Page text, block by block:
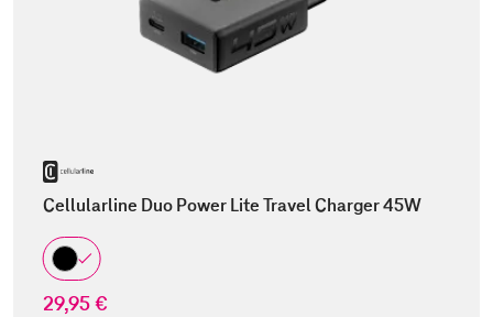
Cellularline Duo Power Lite Travel Charger 45W
29,95 €